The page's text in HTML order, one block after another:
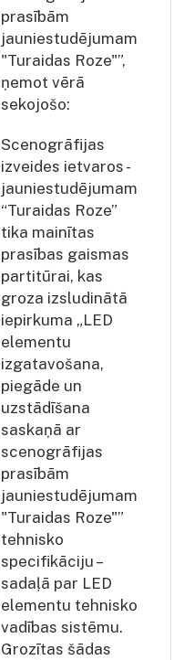
prasībām
jauniestudējumam
"Turaidas Roze"”,
ņemot vērā
sekojošo:
Scenogrāfijas
izveides ietvaros -
jauniestudējumam
“Turaidas Roze”
tika mainītas
prasības gaismas
partitūrai, kas
groza izsludinātā
iepirkuma „LED
elementu
izgatavošana,
piegāde un
uzstādīšana
saskaņā ar
scenogrāfijas
prasībām
jauniestudējumam
"Turaidas Roze"”
tehnisko
specifikāciju –
sadaļā par LED
elementu tehnisko
vadības sistēmu.
Grozītas šādas